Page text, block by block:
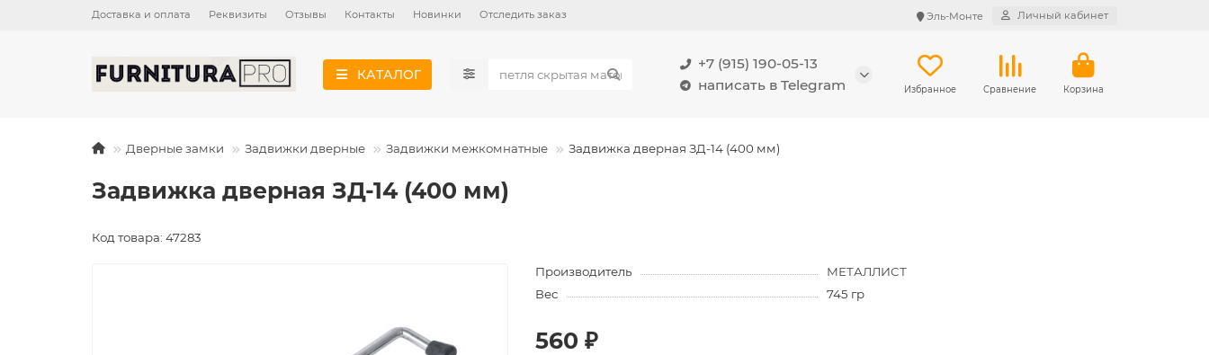
Доставка и оплата Реквизиты Отзывы Контакты Новинки Отследить заказ Эль-Монте Личный кабинет
КАТАЛОГ
+7 (915) 190-05-13
написать в Telegram
Избранное Сравнение Корзина
Дверные замки Задвижки дверные Задвижки межкомнатные Задвижка дверная ЗД-14 (400 мм)
Задвижка дверная ЗД-14 (400 мм)
Код товара: 47283
Производитель
МЕТАЛЛИСТ
Вес
745 гр
560 ₽